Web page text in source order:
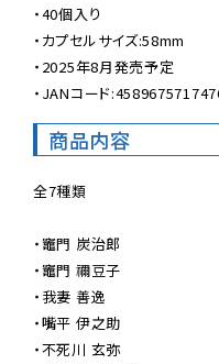
・40個入り
・カプセルサイズ:58mm
・2025年8月発売予定
・JANコード
商品内容
全7種類
・竈門 炭治郎
・竈門 禰豆子
・我妻 善逸
・嘴平 伊之助
・不死川 玄弥